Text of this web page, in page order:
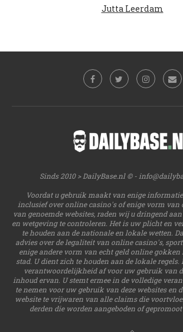
Jutta Leerdam
Sinds 2010 > DailyBase.nl © -
Voordat u gebruik maakt van enige informatie
inclusief over online casino's of enige vorm van
van genoemde websites, raden wij u dringend
en wetgeving te controleren. Het is uw plicht en
te houden aan de nationale en lokale wetten.
advies over de legaliteit van online casino's,
enige andere vorm van echt geld online gokken
stad. U dient zich te houden aan de lokale
verantwoordelijkheid af voor uw gebruik van
inhoud ervan. U stemt ermee in de volledige
te nemen voor uw gebruik van deze websites en
website te vrijwaren van alle claims die
derden die worden aangeboden of